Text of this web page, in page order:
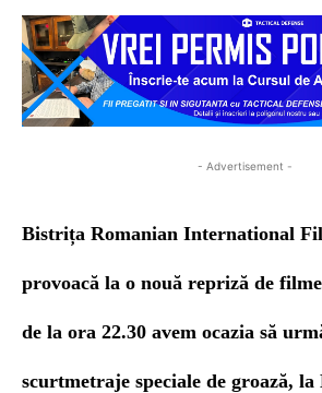
- Advertisement -
Bistrița Romanian International
provoacă la o nouă repriză de
de la ora 22.30 avem ocazia să
scurtmetraje speciale de groază, la